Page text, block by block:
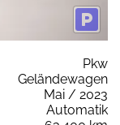
Pkw
Geländewagen
Mai / 2023
Automatik